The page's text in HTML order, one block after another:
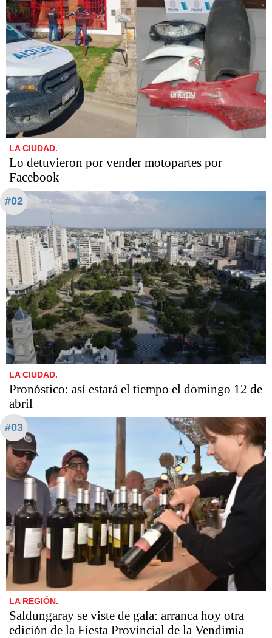
LA CIUDAD.
Lo detuvieron por vender motopartes por
Facebook
#02
LA CIUDAD.
Pronóstico: así estará el tiempo el domingo 12 de
abril
#03
LA REGIÓN.
Saldungaray se viste de gala: arranca hoy otra
edición de la Fiesta Provincial de la Vendimia